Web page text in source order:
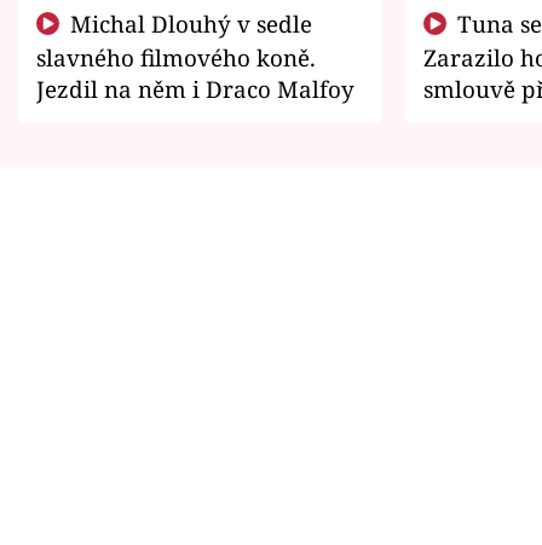
slavného filmového koně.
Jezdil na něm i Draco Malfoy
Zarazilo
smlouvě